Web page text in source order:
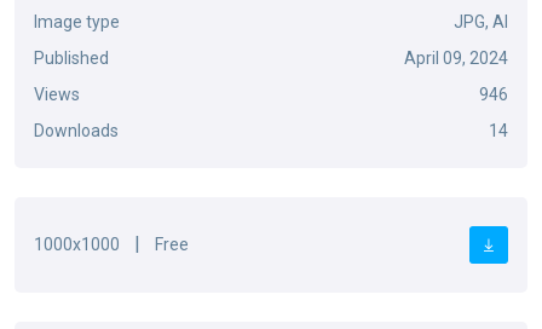
Image type
JPG, AI
Published
April 09, 2024
Views
946
Downloads
14
1000x1000 Free